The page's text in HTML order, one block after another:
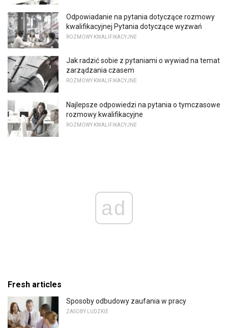
Odpowiadanie na pytania dotyczące rozmowy
kwalifikacyjnej Pytania dotyczące wyzwań
ROZMOWY KWALIFIKACYJNE
Jak radzić sobie z pytaniami o wywiad na temat
zarządzania czasem
ROZMOWY KWALIFIKACYJNE
Najlepsze odpowiedzi na pytania o tymczasowe
rozmowy kwalifikacyjne
ROZMOWY KWALIFIKACYJNE
ad
Fresh articles
Sposoby odbudowy zaufania w pracy
ZASOBY LUDZKIE